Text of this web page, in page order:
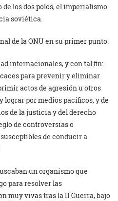
los dos polos, el imperialismo
soviética.
de la ONU en su primer punto:
internacionales, y con tal fin:
para prevenir y eliminar
actos de agresión u otros
lograr por medios pacíficos, y de
de la justicia y del derecho
de controversias o
de conducir a
un organismo que
para resolver las
muy vivas tras la II Guerra, bajo